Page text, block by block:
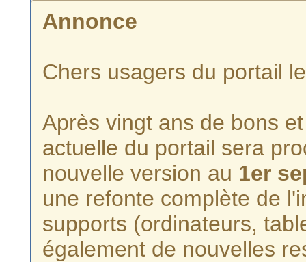
Annonce
Chers usagers du portail
Après vingt ans de bons
actuelle du portail sera
nouvelle version au 1er
une refonte complète de
supports (ordinateurs,
également de nouvelles